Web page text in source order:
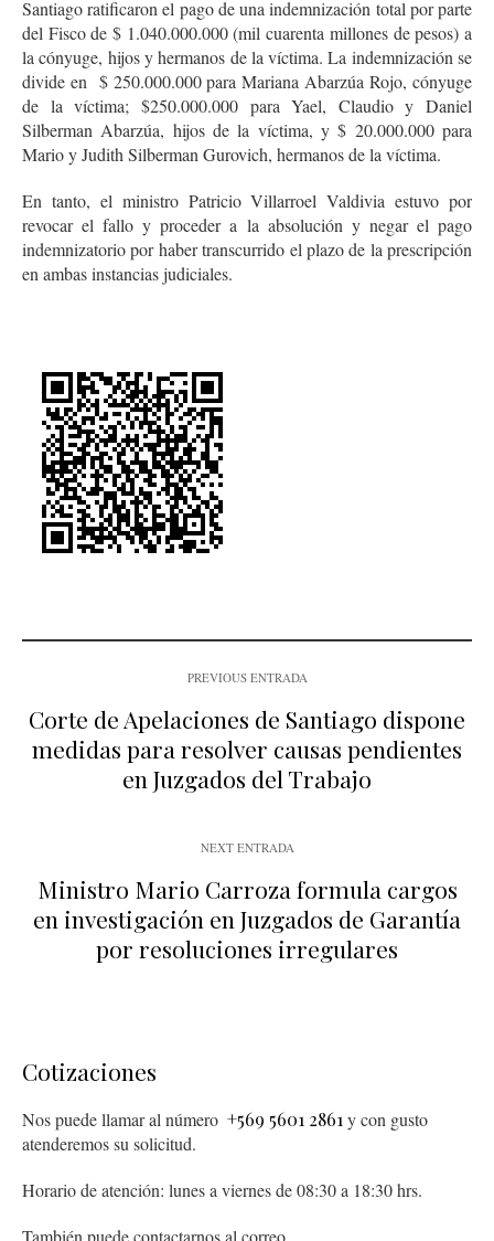
Santiago ratificaron el pago de una indemnización total por parte
del Fisco de $ 1.040.000.000 (mil cuarenta millones de pesos) a
la cónyuge, hijos y hermanos de la víctima. La indemnización se
divide en $ 250.000.000 para Mariana Abarzúa Rojo, cónyuge
de la víctima; $250.000.000 para Yael, Claudio y Daniel
Silberman Abarzúa, hijos de la víctima, y $ 20.000.000 para
Mario y Judith Silberman Gurovich, hermanos de la víctima.
En tanto, el ministro Patricio Villarroel Valdivia estuvo por
revocar el fallo y proceder a la absolución y negar el pago
indemnizatorio por haber transcurrido el plazo de la prescripción
en ambas instancias judiciales.
PREVIOUS ENTRADA
Corte de Apelaciones de Santiago dispone
medidas para resolver causas pendientes
en Juzgados del Trabajo
NEXT ENTRADA
Ministro Mario Carroza formula cargos
en investigación en Juzgados de Garantía
por resoluciones irregulares
Cotizaciones
Nos puede llamar al número +569 5601 2861y con gusto
atenderemos su solicitud.
Horario de atención: lunes a viernes de 08:30 a 18:30 hrs.
También puede contactarnos al correo